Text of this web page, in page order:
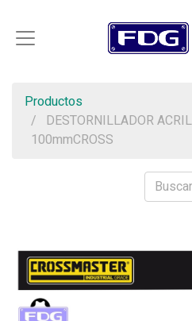
Productos
DESTORNILLADOR
100mmCROSS